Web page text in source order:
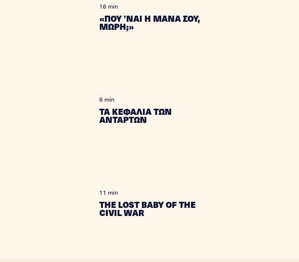
16 min
«ΠΟΥ 'ΝΑΙ Η ΜΑΝΑ ΣΟΥ,
ΜΩΡΗ;»
6 min
ΤΑ ΚΕΦΑΛΙΑ ΤΩΝ
ΑΝΤΑΡΤΩΝ
11 min
THE LOST BABY OF THE
CIVIL WAR